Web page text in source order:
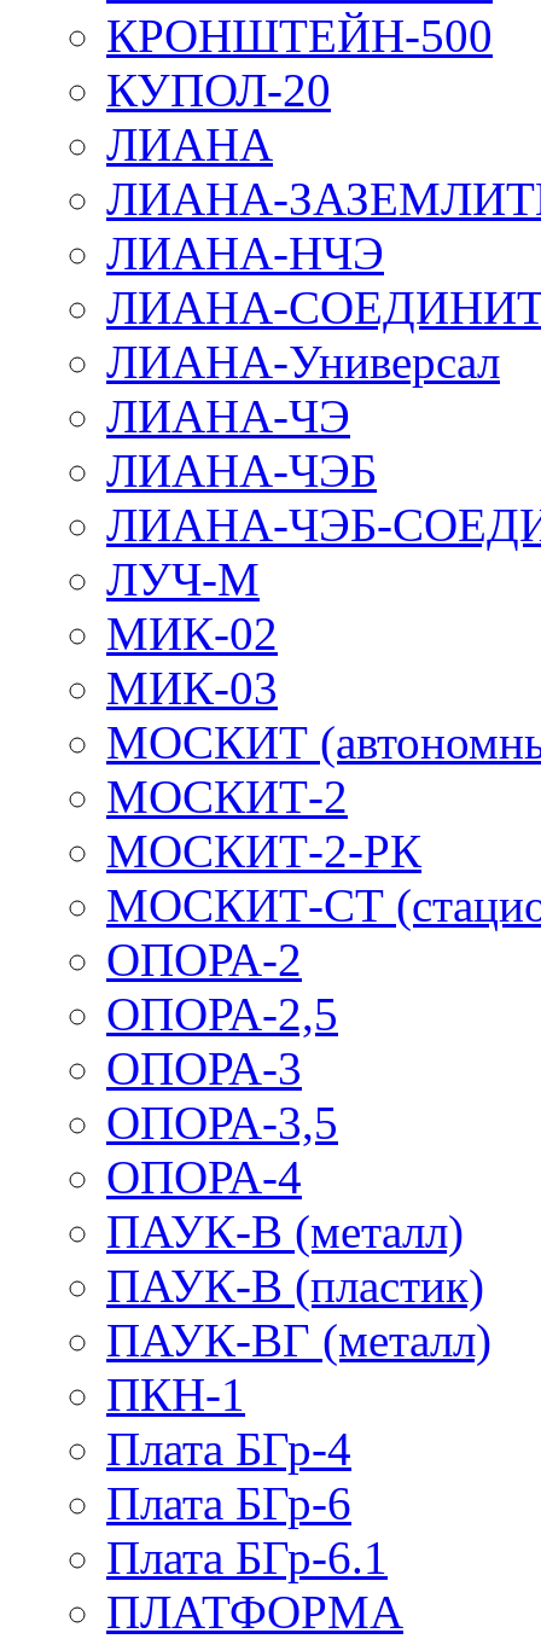
КРОНШТЕЙН-500
КУПОЛ-20
ЛИАНА
ЛИАНА-
ЛИАНА-НЧЭ
ЛИАНА-
ЛИАНА-Универсал
ЛИАНА-ЧЭ
ЛИАНА-ЧЭБ
ЛИАНА-ЧЭБ-
ЛУЧ-М
МИК-02
МИК-03
МОСКИТ
МОСКИТ-2
МОСКИТ-2-РК
МОСКИТ-СТ
ОПОРА-2
ОПОРА-2,5
ОПОРА-3
ОПОРА-3,5
ОПОРА-4
ПАУК-В (металл)
ПАУК-В (пластик)
ПАУК-ВГ (металл)
ПКН-1
Плата БГр-4
Плата БГр-6
Плата БГр-6.1
ПЛАТФОРМА